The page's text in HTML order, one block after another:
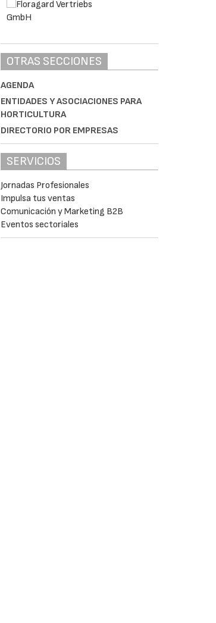
OTRAS SECCIONES
AGENDA
ENTIDADES Y ASOCIACIONES PARA
HORTICULTURA
DIRECTORIO POR EMPRESAS
SERVICIOS
Jornadas Profesionales
Impulsa tus ventas
Comunicación y Marketing B2B
Eventos sectoriales